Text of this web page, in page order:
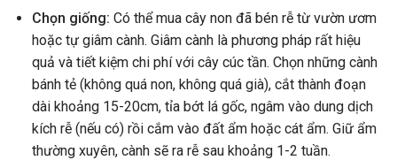
Chọn giống: Có thể mua cây non đã bén rễ từ vườn ươm
hoặc tự giâm cành. Giâm cành là phương pháp rất hiệu
quả và tiết kiệm chi phí với cây cúc tần. Chọn những cành
bánh tẻ (không quá non, không quá già), cắt thành đoạn
dài khoảng 15-20cm, tỉa bớt lá gốc, ngâm vào dung dịch
kích rễ (nếu có) rồi cắm vào đất ẩm hoặc cát ẩm. Giữ ẩm
thường xuyên, cành sẽ ra rễ sau khoảng 1-2 tuần.